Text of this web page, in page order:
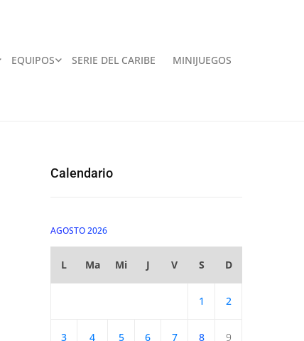
EQUIPOS SERIE DEL CARIBE MINIJUEGOS
Calendario
AGOSTO 2026
L Ma Mi J V S D
1 2
3 4 5 6 7 8 9